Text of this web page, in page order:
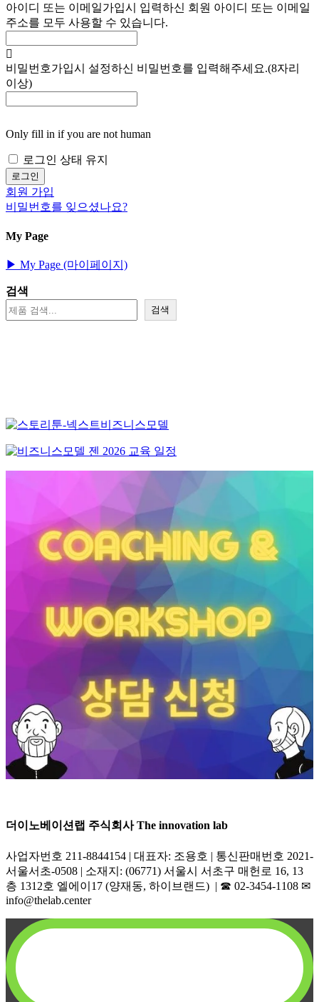
아이디 또는 이메일가입시 입력하신 회원 아이디 또는 이메일
주소를 모두 사용할 수 있습니다.
비밀번호가입시 설정하신 비밀번호를 입력해주세요.(8자리
이상)
Only fill in if you are not human
로그인 상태 유지
회원 가입
비밀번호를 잊으셨나요?
My Page
▶︎ My Page (마이페이지)
검색
검색
더이노베이션랩 주식회사 The innovation lab
사업자번호 211-8844154 | 대표자: 조용호 | 통신판매번호 2021-
서울서초-0508 | 소재지: (06771) 서울시 서초구 매헌로 16, 13
층 1312호 엘에이17 (양재동, 하이브랜드) | ☎︎ 02-3454-1108 ✉︎
info@thelab.center